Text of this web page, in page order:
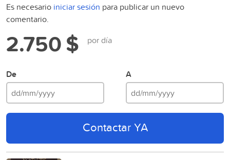
Es necesario iniciar sesión para publicar un nuevo
comentario.
2.750 $ por día
De A
Contactar YA